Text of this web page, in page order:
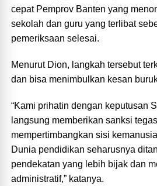
cepat Pemprov Banten yang
sekolah dan guru yang terlibat
pemeriksaan selesai.
Menurut Dion, langkah tersebut
dan bisa menimbulkan kesan
“Kami prihatin dengan keputusan
langsung memberikan sanksi
mempertimbangkan sisi
Dunia pendidikan seharusnya
pendekatan yang lebih bijak dan
administratif,” katanya.